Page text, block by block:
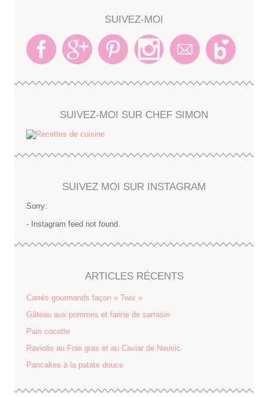
SUIVEZ-MOI
SUIVEZ-MOI SUR CHEF SIMON
SUIVEZ MOI SUR INSTAGRAM
Sorry:
- Instagram feed not found.
ARTICLES RÉCENTS
Carrés gourmands façon « Twix »
Gâteau aux pommes et farine de sarrasin
Pain cocotte
Raviolis au Foie gras et au Caviar de Neuvic
Pancakes à la patate douce